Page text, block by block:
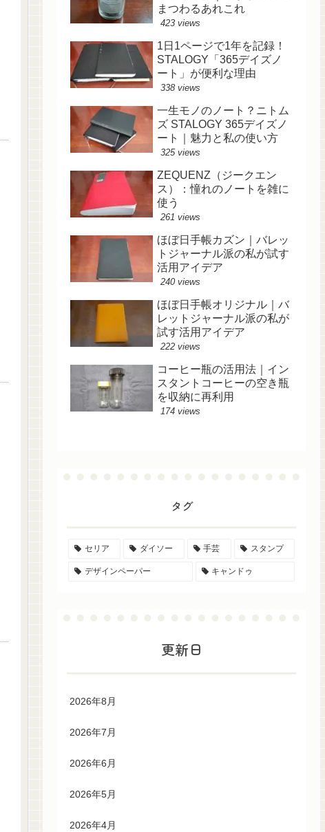
まつわるあれこれ
423 views
1日1ページで1年を記録！
STALOGY「365デイズノ
ート」が便利な理由
338 views
一生モノのノート？ニトム
ズ STALOGY 365デイズノ
ート｜魅力と私の使い方
325 views
ZEQUENZ（ジークエン
ス）：憧れのノートを雑に
使う
261 views
ほぼ日手帳カズン｜バレッ
トジャーナル派の私が試す
活用アイデア
240 views
ほぼ日手帳オリジナル｜バ
レットジャーナル派の私が
試す活用アイデア
222 views
コーヒー瓶の活用法｜イン
スタントコーヒーの空き瓶
を収納に再利用
174 views
タグ
セリア ダイソー 手芸 スタンプ
デザインペーパー キャンドゥ
更新日
2026年8月
2026年7月
2026年6月
2026年5月
2026年4月